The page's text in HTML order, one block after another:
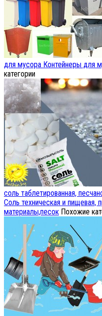
для мусора Контейнеры для
категории
соль таблетированная,
Соль техническая и пищевая,
материалы,песок Похожие